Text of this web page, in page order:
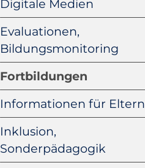
Digitale Medien
Evaluationen,
Bildungsmonitoring
Fortbildungen
Informationen für Eltern
Inklusion,
Sonderpädagogik